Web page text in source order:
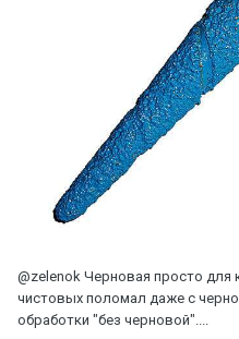
@zelenok Черновая просто для
чистовых поломал даже с
обработки "без черновой"....